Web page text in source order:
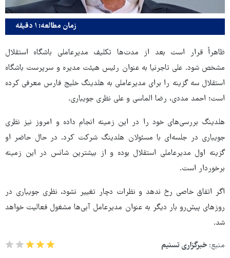
زمان مطالعه: ۱ دقیقه
ظاهراً قرار است بعد از مدت‌ها تکلیف مدیرعاملی باشگاه استقلال
مشخص شود. علی تاجرنیا به عنوان رئیس هیئت مدیره و سرپرست باشگاه
استقلال سه گزینه را برای مدیرعاملی به هلدینگ خلیج فارس معرفی کرده
است؛ احمد مددی، رضا الماسی و علی نظری جویباری.
هلدینگ بررسی‌های خود را در این زمینه انجام داده و امروز نیز نظری
جویباری در جلسه‌ای با مسئولان هلدینگ شرکت کرد. در حال حاضر او
گزینه اول مدیرعاملی استقلال بوده و از بیشترین شانس در این زمینه
برخوردار است.
اگر اتفاق خاصی رخ ندهد و نظرات دچار تغییر نشود، نظری جویباری در
روزهای پیش‌رو بار دیگر به عنوان مدیرعامل آبی‌ها مشغول فعالیت خواهد
شد.
منبع: خبرگزاری تسنیم